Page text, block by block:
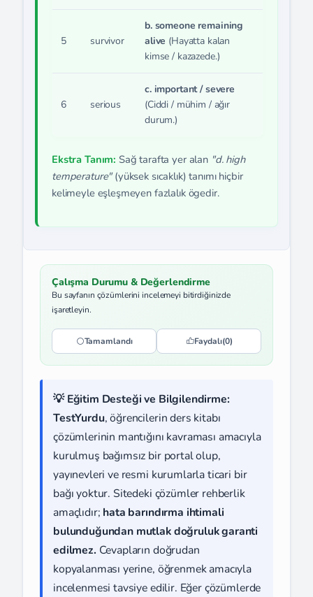
5 survivor
b. someone remaining
alive (Hayatta kalan
kimse / kazazede.)
6 serious
c. important / severe
(Ciddi / mühim / ağır
durum.)
Ekstra Tanım: Sağ tarafta yer alan "d. high
temperature"(yüksek sıcaklık) tanımı hiçbir
kelimeyle eşleşmeyen fazlalık ögedir.
Çalışma Durumu & Değerlendirme
Bu sayfanın çözümlerini incelemeyi bitirdiğinizde
işaretleyin.
Tamamlandı Faydalı(0)
💡 Eğitim Desteği ve Bilgilendirme:
TestYurdu, öğrencilerin ders kitabı
çözümlerinin mantığını kavraması amacıyla
kurulmuş bağımsız bir portal olup,
yayınevleri ve resmi kurumlarla ticari bir
bağı yoktur. Sitedeki çözümler rehberlik
amaçlıdır; hata barındırma ihtimali
bulunduğundan mutlak doğruluk garanti
edilmez. Cevapların doğrudan
kopyalanması yerine, öğrenmek amacıyla
incelenmesi tavsiye edilir. Eğer çözümlerde